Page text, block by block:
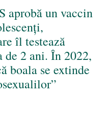
aprobă un vaccin
îl testează
de 2 ani. În 2022,
boala se extinde